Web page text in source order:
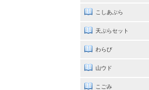
こしあぶら
天ぷらセット
わらび
山ウド
こごみ